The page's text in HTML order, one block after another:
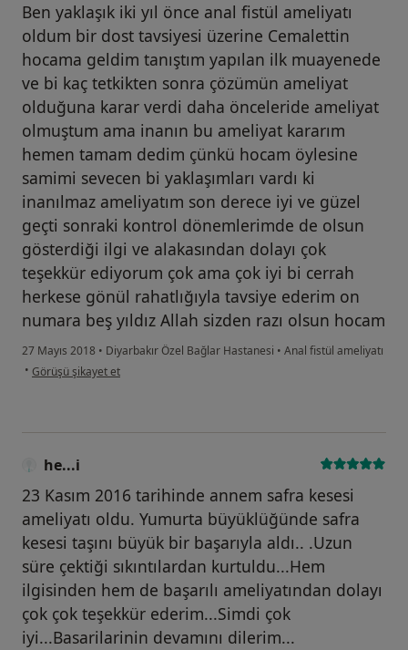
Ben yaklaşık iki yıl önce anal fistül ameliyatı
oldum bir dost tavsiyesi üzerine Cemalettin
hocama geldim tanıştım yapılan ilk muayenede
ve bi kaç tetkikten sonra çözümün ameliyat
olduğuna karar verdi daha önceleride ameliyat
olmuştum ama inanın bu ameliyat kararım
hemen tamam dedim çünkü hocam öylesine
samimi sevecen bi yaklaşımları vardı ki
inanılmaz ameliyatım son derece iyi ve güzel
geçti sonraki kontrol dönemlerimde de olsun
gösterdiği ilgi ve alakasından dolayı çok
teşekkür ediyorum çok ama çok iyi bi cerrah
herkese gönül rahatlığıyla tavsiye ederim on
numara beş yıldız Allah sizden razı olsun hocam
27 Mayıs 2018 • Diyarbakır Özel Bağlar Hastanesi • Anal fistül ameliyatı
• kullanıcının görüşüne göre he...i
Görüşü şikayet et
he...i
23 Kasım 2016 tarihinde annem safra kesesi
ameliyatı oldu. Yumurta büyüklüğünde safra
kesesi taşını büyük bir başarıyla aldı.. .Uzun
süre çektiği sıkıntılardan kurtuldu...Hem
ilgisinden hem de başarılı ameliyatından dolayı
çok çok teşekkür ederim...Simdi çok
iyi...Basarilarinin devamını dilerim...